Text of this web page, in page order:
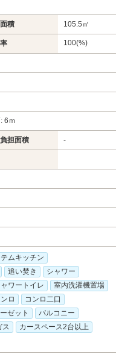
積 105.5㎡
100(%)
6ｍ
担面積 -
ムキッチン
追い焚き
シャワー
ワートイレ
室内洗濯機置場
ロ
コンロ二口
ゼット
バルコニー
ス
カースペース2台以上